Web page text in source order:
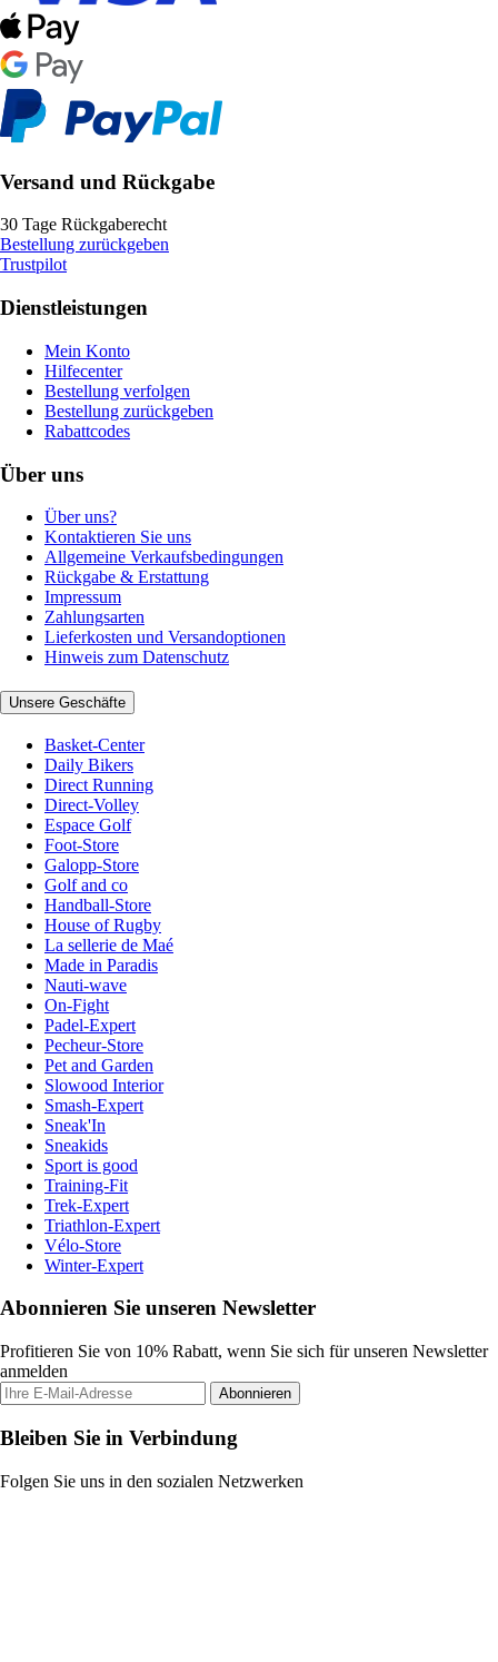
Versand und Rückgabe
30 Tage Rückgaberecht
Bestellung zurückgeben
Trustpilot
Dienstleistungen
Mein Konto
Hilfecenter
Bestellung verfolgen
Bestellung zurückgeben
Rabattcodes
Über uns
Über uns?
Kontaktieren Sie uns
Allgemeine Verkaufsbedingungen
Rückgabe & Erstattung
Impressum
Zahlungsarten
Lieferkosten und Versandoptionen
Hinweis zum Datenschutz
Unsere Geschäfte
Basket-Center
Daily Bikers
Direct Running
Direct-Volley
Espace Golf
Foot-Store
Galopp-Store
Golf and co
Handball-Store
House of Rugby
La sellerie de Maé
Made in Paradis
Nauti-wave
On-Fight
Padel-Expert
Pecheur-Store
Pet and Garden
Slowood Interior
Smash-Expert
Sneak'In
Sneakids
Sport is good
Training-Fit
Trek-Expert
Triathlon-Expert
Vélo-Store
Winter-Expert
Abonnieren Sie unseren Newsletter
Profitieren Sie von 10% Rabatt, wenn Sie sich für unseren Newsletter
anmelden
Abonnieren
Bleiben Sie in Verbindung
Folgen Sie uns in den sozialen Netzwerken